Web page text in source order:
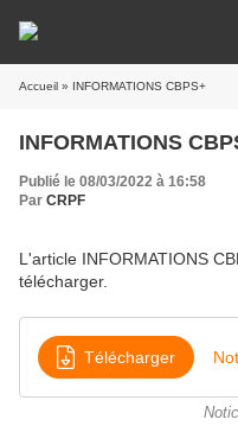
Accueil » INFORMATIONS CBPS+
INFORMATIONS
Publié le 08/03/2022 à 16:58
Par CRPF
L'article INFORMATIONS
télécharger.
Télécharger